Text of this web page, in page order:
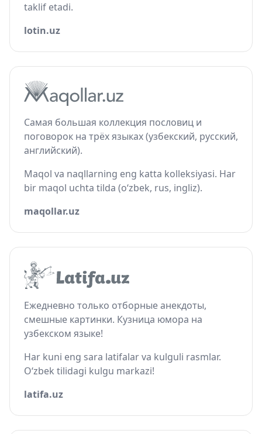
taklif etadi.
lotin.uz
Самая большая коллекция пословиц и
поговорок на трёх языках (узбекский, русский,
английский).
Maqol va naqllarning eng katta kolleksiyasi. Har
bir maqol uchta tilda (o‘zbek, rus, ingliz).
maqollar.uz
Ежедневно только отборные анекдоты,
смешные картинки. Кузница юмора на
узбекском языке!
Har kuni eng sara latifalar va kulguli rasmlar.
O‘zbek tilidagi kulgu markazi!
latifa.uz